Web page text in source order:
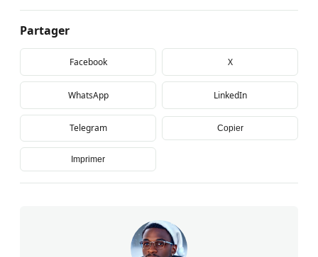
Partager
Facebook X
WhatsApp LinkedIn
Telegram Copier
Imprimer